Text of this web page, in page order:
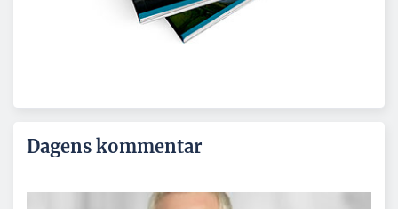
Dagens kommentar